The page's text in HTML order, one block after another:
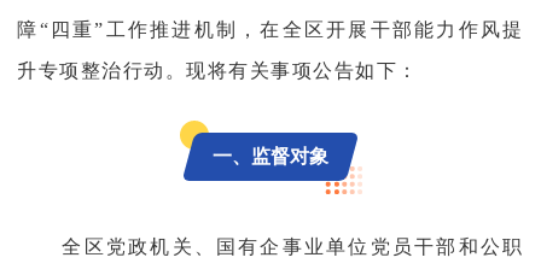
障“四重” 工作推进机制，在全区开展干部能力作风提
升专项整治行动。现将有关事项公告如下：
一、监督对象
全区党政机关、国有企事业单位党员干部和公职